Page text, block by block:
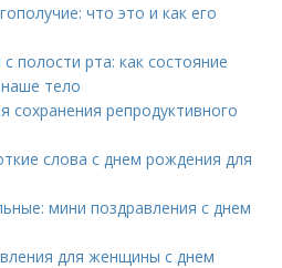
что это и как его
полости рта: как состояние
тело
сохранения репродуктивного
слова с днем рождения для
мини поздравления с днем
для женщины с днем